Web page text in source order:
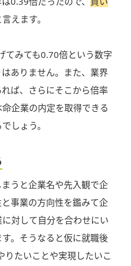
言えます。
てみても0.70倍という数字
ありません。また、業界
ば、さらにそこから倍率
企業の内定を取得できる
しょう。
うと企業名や先入観で企
事業の方向性を鑑みて企
対して自分を合わせにい
。そうなると仮に就職後
りたいことや実現したいこ